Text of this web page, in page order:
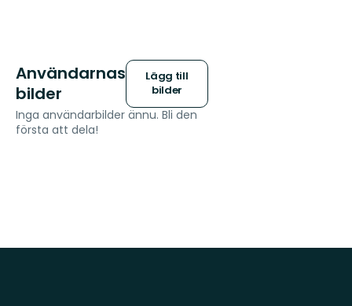
Användarnas
bilder
Lägg till
bilder
Inga användarbilder ännu. Bli den
första att dela!